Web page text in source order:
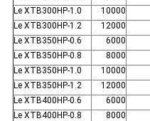
Le XTB300HP-1.0
10000
Le XTB300HP-1.2
12000
Le XTB350HP-0.6
6000
Le XTB350HP-0.8
8000
Le XTB350HP-1.0
10000
Le XTB350HP-1.2
12000
Le XTB400HP-0.6
6000
Le XTB400HP-0.8
8000